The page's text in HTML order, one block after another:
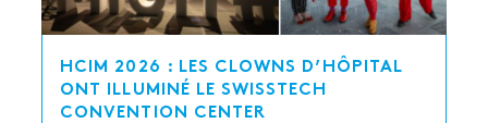
HCIM 2026 : LES CLOWNS D’HÔPITAL
ONT ILLUMINÉ LE SWISSTECH
CONVENTION CENTER